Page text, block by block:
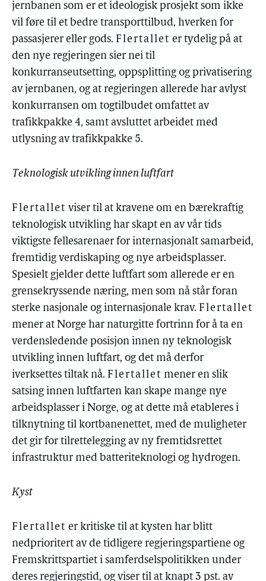
jernbanen som er et ideologisk prosjekt som ikke
vil føre til et bedre transporttilbud, hverken for
passasjerer eller gods. Flertallet er tydelig på at
den nye regjeringen sier nei til
konkurranseutsetting, oppsplitting og privatisering
av jernbanen, og at regjeringen allerede har avlyst
konkurransen om togtilbudet omfattet av
trafikkpakke 4, samt avsluttet arbeidet med
utlysning av trafikkpakke 5.
Teknologisk utvikling innen luftfart
Flertallet viser til at kravene om en bærekraftig
teknologisk utvikling har skapt en av vår tids
viktigste fellesarenaer for internasjonalt samarbeid,
fremtidig verdiskaping og nye arbeidsplasser.
Spesielt gjelder dette luftfart som allerede er en
grensekryssende næring, men som nå står foran
sterke nasjonale og internasjonale krav. Flertallet
mener at Norge har naturgitte fortrinn for å ta en
verdensledende posisjon innen ny teknologisk
utvikling innen luftfart, og det må derfor
iverksettes tiltak nå. Flertallet mener en slik
satsing innen luftfarten kan skape mange nye
arbeidsplasser i Norge, og at dette må etableres i
tilknytning til kortbanenettet, med de muligheter
det gir for tilrettelegging av ny fremtidsrettet
infrastruktur med batteriteknologi og hydrogen.
Kyst
Flertallet er kritiske til at kysten har blitt
nedprioritert av de tidligere regjeringspartiene og
Fremskrittspartiet i samferdselspolitikken under
deres regjeringstid, og viser til at knapt 3 pst. av